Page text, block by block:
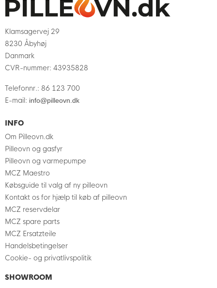
Klamsagervej 29
8230 Åbyhøj
Danmark
CVR-nummer: 43935828
Telefonnr.: 86 123 700
E-mail: info@pilleovn.dk
INFO
Om Pilleovn.dk
Pilleovn og gasfyr
Pilleovn og varmepumpe
MCZ Maestro
Købsguide til valg af ny pilleovn
Kontakt os for hjælp til køb af pilleovn
MCZ reservdelar
MCZ spare parts
MCZ Ersatzteile
Handelsbetingelser
Cookie- og privatlivspolitik
SHOWROOM